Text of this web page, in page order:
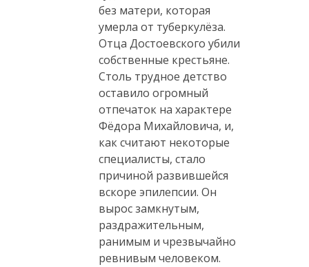
без матери, которая
умерла от туберкулёза.
Отца Достоевского убили
собственные крестьяне.
Столь трудное детство
оставило огромный
отпечаток на характере
Фёдора Михайловича, и,
как считают некоторые
специалисты, стало
причиной развившейся
вскоре эпилепсии. Он
вырос замкнутым,
раздражительным,
ранимым и чрезвычайно
ревнивым человеком.